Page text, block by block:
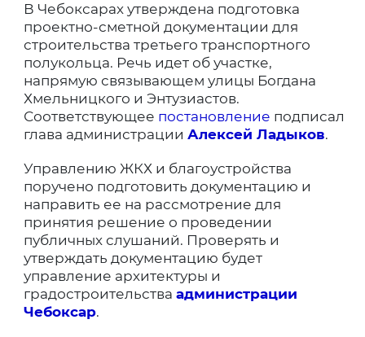
В Чебоксарах утверждена подготовка
проектно-сметной документации для
строительства третьего транспортного
полукольца. Речь идет об участке,
напрямую связывающем улицы Богдана
Хмельницкого и Энтузиастов.
Соответствующее постановление подписал
глава администрации Алексей Ладыков.
Управлению ЖКХ и благоустройства
поручено подготовить документацию и
направить ее на рассмотрение для
принятия решение о проведении
публичных слушаний. Проверять и
утверждать документацию будет
управление архитектуры и
градостроительства администрации
Чебоксар.